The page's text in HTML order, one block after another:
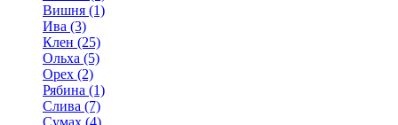
Вишня (1)
Ива (3)
Клен (25)
Ольха (5)
Орех (2)
Рябина (1)
Слива (7)
Сумах (4)